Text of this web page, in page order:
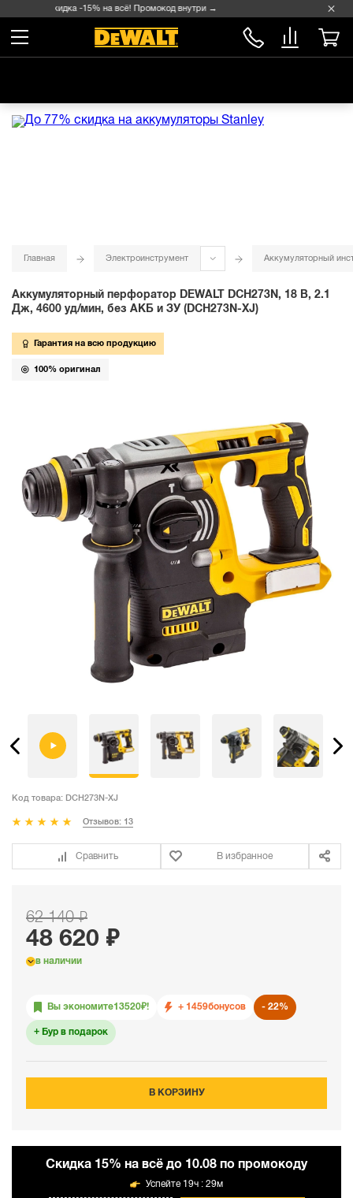
Скидка -15% на всё! Промокод внутри →
Главная Электроинструмент Аккумуляторный
Аккумуляторный перфоратор DEWALT DCH273N, 18 В, 2.1
Дж, 4600 уд/мин, без АКБ и ЗУ (DCH273N-XJ)
Гарантия на всю продукцию
100% оригинал
Код товара: DCH273N-XJ
Отзывов: 13
Сравнить В избранное
62 140 ₽
48 620 ₽
в наличии
Вы экономите13520₽! + 1459бонусов 22%
Бур в подарок
В КОРЗИНУ
Cкидка 15% на всё до 10.08 по промокоду
19ч : 29м